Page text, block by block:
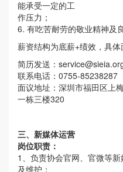
能承受一定的工
作压力；
6. 有吃苦耐劳的敬业精神及
薪资结构为底薪+绩效，具体
简历发送：
联系电话：0755-85238287
面议地址：深圳市福田区上
一栋三楼320
三、新媒体运营
岗位职责：
1、负责协会官网、官微等
及维护；